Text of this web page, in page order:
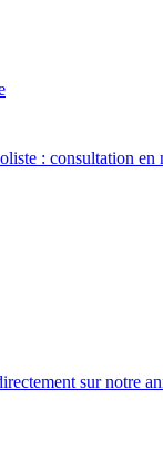
: consultation
sur notre